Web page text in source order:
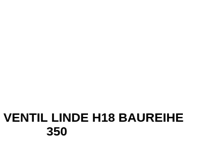
VENTIL LINDE H18 BAUREIHE
350